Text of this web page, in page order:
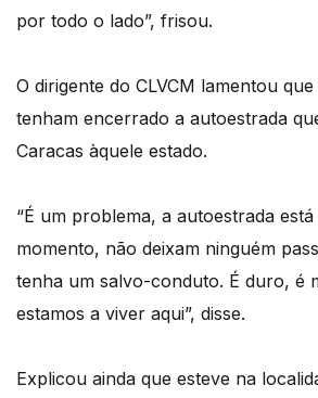
por todo o lado”, frisou.
O dirigente do CLVCM lamentou
tenham encerrado a autoestrada
Caracas àquele estado.
“É um problema, a autoestrada
momento, não deixam ninguém
tenha um salvo-conduto. É duro, é
estamos a viver aqui”, disse.
Explicou ainda que esteve na